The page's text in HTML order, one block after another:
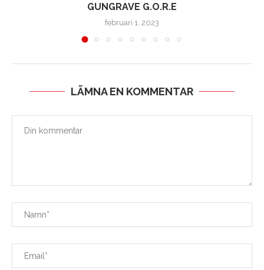
GUNGRAVE G.O.R.E
februari 1, 2023
LÄMNA EN KOMMENTAR